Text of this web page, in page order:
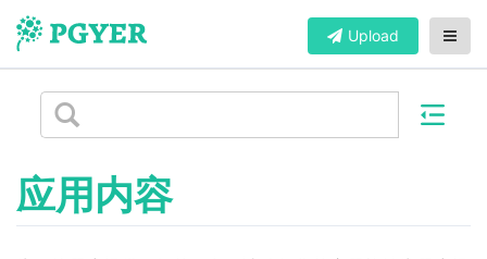
Upload
应用内容